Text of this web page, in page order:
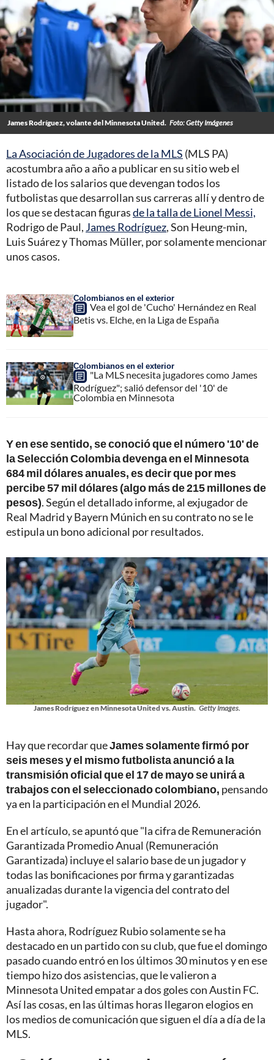
James Rodríguez, volante del Minnesota United. Foto: Getty Imágenes
La Asociación de Jugadores de la MLS (MLS PA)
acostumbra año a año a publicar en su sitio web el
listado de los salarios que devengan todos los
futbolistas que desarrollan sus carreras allí y dentro de
los que se destacan figurasde la talla de Lionel Messi,
Rodrigo de Paul, James Rodríguez, Son Heung-min,
Luis Suárez y Thomas Müller, por solamente mencionar
unos casos.
Colombianos en el exterior
Vea el gol de 'Cucho' Hernández en Real
Betis vs. Elche, en la Liga de España
Colombianos en el exterior
"La MLS necesita jugadores como James
Rodríguez"; salió defensor del '10' de
Colombia en Minnesota
Y en ese sentido, se conoció que el número '10' de
la Selección Colombia devenga en el Minnesota
684 mil dólares anuales, es decir que por mes
percibe 57 mil dólares (algo más de 215 millones de
pesos). Según el detallado informe, al exjugador de
Real Madrid y Bayern Múnich en su contrato no se le
estipula un bono adicional por resultados.
James Rodríguez en Minnesota United vs. Austin. Getty Images.
Hay que recordar queJames solamente firmó por
seis meses y el mismo futbolista anunció a la
transmisión oficial que el 17 de mayo se unirá a
trabajos con el seleccionado colombiano, pensando
ya en la participación en el Mundial 2026.
En el artículo, se apuntó que "la cifra de Remuneración
Garantizada Promedio Anual (Remuneración
Garantizada) incluye el salario base de un jugador y
todas las bonificaciones por firma y garantizadas
anualizadas durante la vigencia del contrato del
jugador".
Hasta ahora, Rodríguez Rubio solamente se ha
destacado en un partido con su club, que fue el domingo
pasado cuando entró en los últimos 30 minutos y en ese
tiempo hizo dos asistencias, que le valieron a
Minnesota United empatar a dos goles con Austin FC.
Así las cosas, en las últimas horas llegaron elogios en
los medios de comunicación que siguen el día a día de la
MLS.